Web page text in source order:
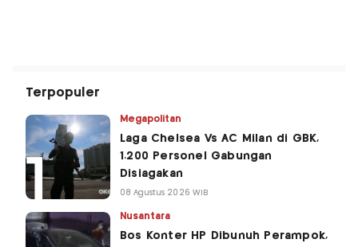
Terpopuler
Megapolitan
Laga Chelsea Vs AC Milan di GBK,
1.200 Personel Gabungan
Disiagakan
08 Agustus 2026 WIB
Nusantara
Bos Konter HP Dibunuh Perampok,